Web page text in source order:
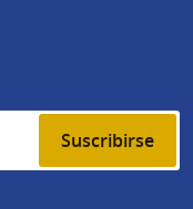
Suscribirse